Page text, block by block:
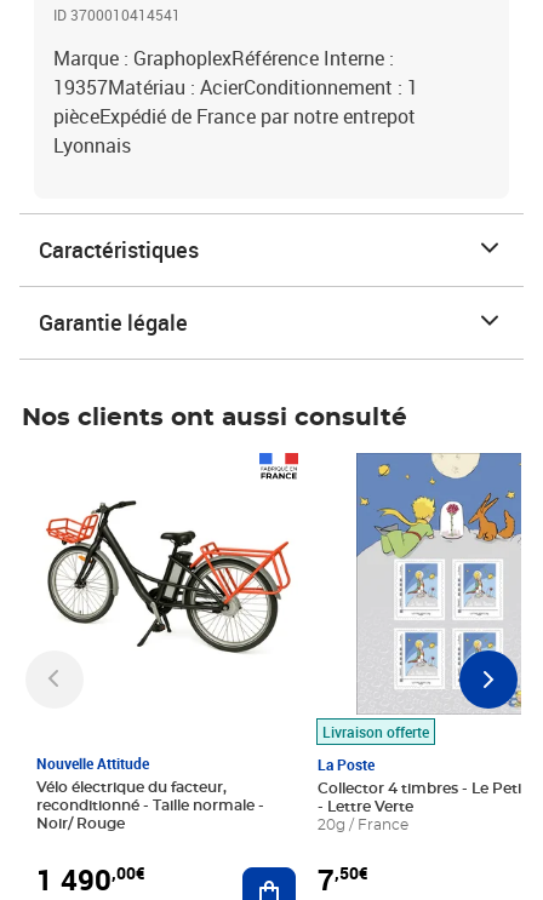
ID 3700010414541
Marque : GraphoplexRéférence Interne :
19357Matériau : AcierConditionnement : 1
pièceExpédié de France par notre entrepot
Lyonnais
Caractéristiques
Garantie légale
Nos clients ont aussi consulté
Nouvelle Attitude
Vélo électrique du facteur,
reconditionné - Taille normale -
Noir/ Rouge
1 490,00€ Ajouter au panier
Livraison offerte
La Poste
Collector 4 timbres - Le Petit
- Lettre Verte
20g / France
7,50€
Prix 7,50€